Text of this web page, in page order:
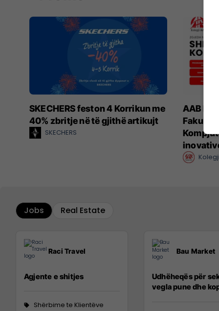
SKECHERS feston 4 Korrikun me
40% zbritje në të gjithë artikujt
SKECHERS
AAB
Jobs Real Estate
Raci Travel
Agjente e shitjes
Shërbime te Klientëve
Bau Market
Udhëheqës për
vegla pune dhe